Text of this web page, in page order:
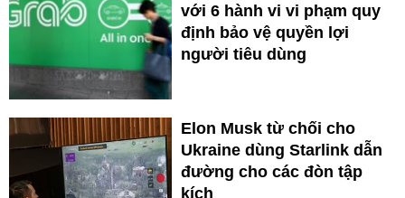
với 6 hành vi vi phạm quy
định bảo vệ quyền lợi
người tiêu dùng
Elon Musk từ chối cho
Ukraine dùng Starlink dẫn
đường cho các đòn tập
kích